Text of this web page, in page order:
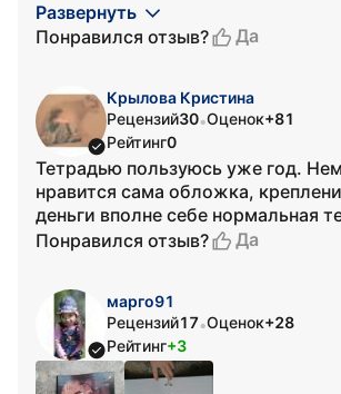
Развернуть
Понравился отзыв?
Да
Крылова Кристина
Рецензий30•Оценок+81
Рейтинг0
Тетрадью пользуюсь уже год.
нравится сама обложка,
деньги вполне себе нормальная
Понравился отзыв?
Да
марго91
Рецензий17•Оценок+28
Рейтинг+3